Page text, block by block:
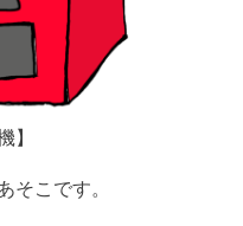
】
そこです。